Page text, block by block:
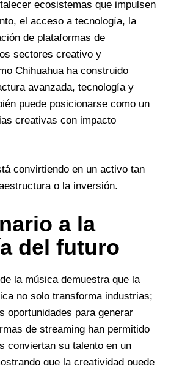
ecosistemas que impulsen
el acceso a tecnología, la
de plataformas de
sectores creativo y
Chihuahua ha construido
avanzada, tecnología y
puede posicionarse como un
creativas con impacto
convirtiendo en un activo tan
o la inversión.
a la
del futuro
la música demuestra que la
no solo transforma industrias;
oportunidades para generar
de streaming han permitido
conviertan su talento en un
que la creatividad puede